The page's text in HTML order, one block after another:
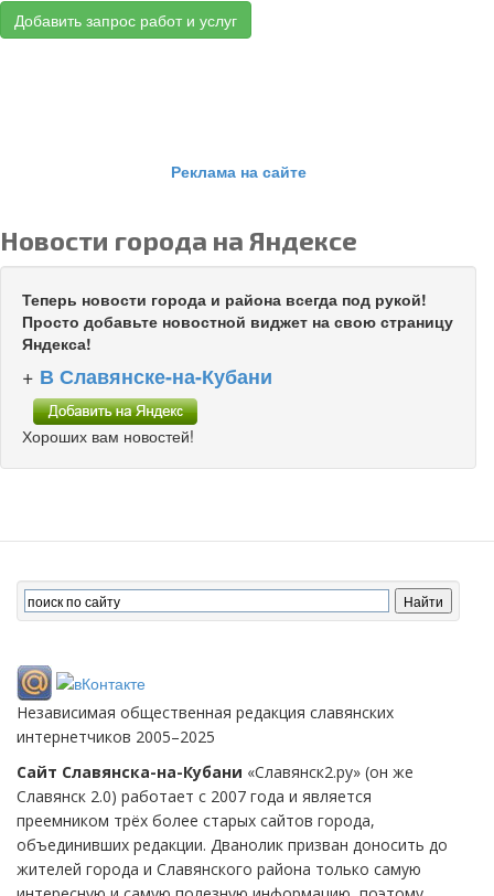
Добавить запрос работ и услуг
Реклама на сайте
Новости города на Яндексе
Теперь новости города и района всегда под рукой!
Просто добавьте новостной виджет на свою страницу
Яндекса!
+ В Славянске-на-Кубани
Хороших вам новостей!
Независимая общественная редакция славянских
интернетчиков 2005–2025
Сайт Славянска-на-Кубани «Славянск2.ру» (он же
Славянск 2.0) работает с 2007 года и является
преемником трёх более старых сайтов города,
объединивших редакции. Дванолик призван доносить до
жителей города и Славянского района только самую